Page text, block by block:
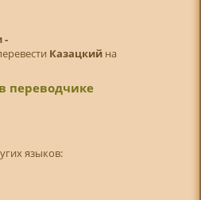
-
Казацкийна
переводчике
языков: